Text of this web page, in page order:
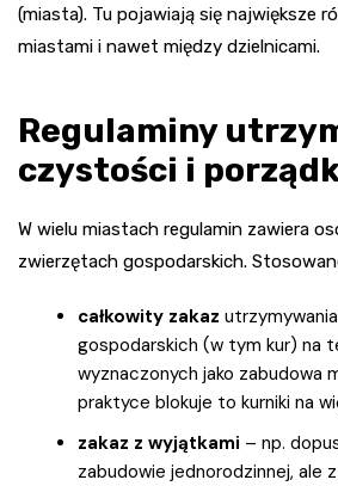
(miasta). Tu pojawiają się największe
miastami i nawet między dzielnicami.
Regulaminy
czystości i
W wielu miastach regulamin zawiera
zwierzętach gospodarskich.
całkowity zakaz
gospodarskich (w tym kur) na
wyznaczonych jako zabudowa
praktyce blokuje to kurniki na
zakaz z wyjątkami – np.
zabudowie jednorodzinnej, ale